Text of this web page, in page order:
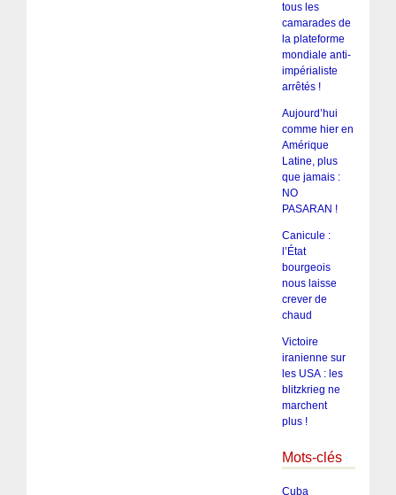
tous les
camarades de
la plateforme
mondiale anti-
impérialiste
arrêtés !
Aujourd’hui
comme hier en
Amérique
Latine, plus
que jamais :
NO
PASARAN !
Canicule :
l’État
bourgeois
nous laisse
crever de
chaud
Victoire
iranienne sur
les USA : les
blitzkrieg ne
marchent
plus !
Mots-clés
Cuba